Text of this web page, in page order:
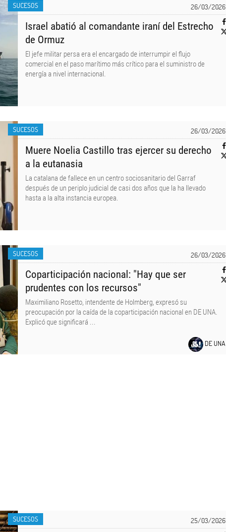
26/03/2026
SUCESOS
Israel abatió al comandante iraní del Estrecho
de Ormuz
El jefe militar persa era el encargado de interrumpir el flujo
comercial en el paso marítimo más crítico para el suministro de
energía a nivel internacional.
26/03/2026
SUCESOS
Muere Noelia Castillo tras ejercer su derecho
a la eutanasia
La catalana de fallece en un centro sociosanitario del Garraf
después de un periplo judicial de casi dos años que la ha llevado
hasta a la alta instancia europea.
26/03/2026
SUCESOS
Coparticipación nacional: "Hay que ser
prudentes con los recursos"
Maximiliano Rosetto, intendente de Holmberg, expresó su
preocupación por la caída de la coparticipación nacional en DE UNA.
Explicó que significará ...
DE UNA
25/03/2026
SUCESOS